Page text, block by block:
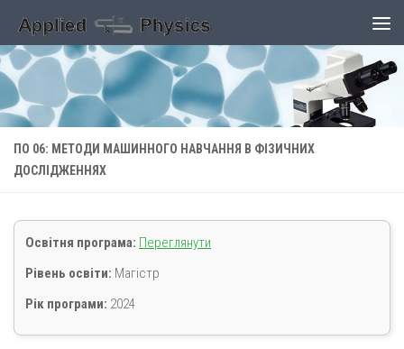
Skip to content
ПО 06: МЕТОДИ МАШИННОГО НАВЧАННЯ В ФІЗИЧНИХ
ДОСЛІДЖЕННЯХ
Освітня програма: Переглянути
Рівень освіти: Магістр
Рік програми: 2024